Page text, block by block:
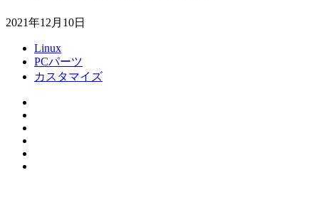
2021年12月10日
Linux
PCパーツ
カスタマイズ